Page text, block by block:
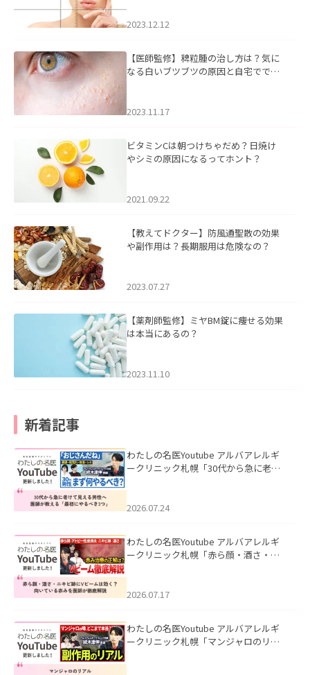
2023.12.12
【医師監修】稗粒腫の治し方は？気に
なる白いブツブツの原因と自宅ででき
2023.11.17
ビタミンCは朝つけちゃだめ？日焼け
やシミの原因になるってホント？
2021.09.22
【教えてドクター】防風通聖散の効果
や副作用は？長期服用は危険なの？
2023.07.27
【薬剤師監修】ミヤBM錠に痩せる効果
は本当にあるの？
2023.11.10
新着記事
わたしの名医Youtube アルバアレルギ
ークリニック札幌「30代から急に老け
た。
2026.07.24
わたしの名医Youtube アルバアレルギ
ークリニック札幌「赤ら顔・酒さ・ニ
した。
2026.07.17
わたしの名医Youtube アルバアレルギ
ークリニック札幌「マンジャロのリア